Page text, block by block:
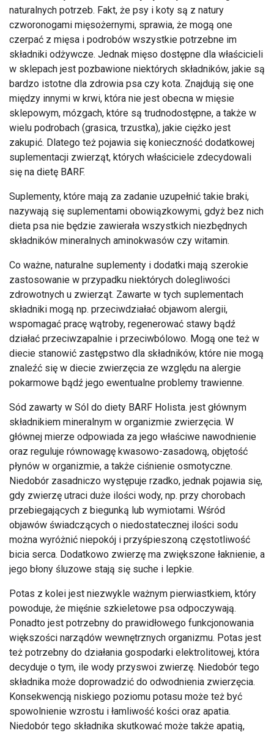
naturalnych potrzeb. Fakt, że psy i koty są z natury
czworonogami mięsożernymi, sprawia, że mogą one
czerpać z mięsa i podrobów wszystkie potrzebne im
składniki odżywcze. Jednak mięso dostępne dla właścicieli
w sklepach jest pozbawione niektórych składników, jakie są
bardzo istotne dla zdrowia psa czy kota. Znajdują się one
między innymi w krwi, która nie jest obecna w mięsie
sklepowym, mózgach, które są trudnodostępne, a także w
wielu podrobach (grasica, trzustka), jakie ciężko jest
zakupić. Dlatego też pojawia się konieczność dodatkowej
suplementacji zwierząt, których właściciele zdecydowali
się na dietę BARF.
Suplementy, które mają za zadanie uzupełnić takie braki,
nazywają się suplementami obowiązkowymi, gdyż bez nich
dieta psa nie będzie zawierała wszystkich niezbędnych
składników mineralnych aminokwasów czy witamin.
Co ważne, naturalne suplementy i dodatki mają szerokie
zastosowanie w przypadku niektórych dolegliwości
zdrowotnych u zwierząt. Zawarte w tych suplementach
składniki mogą np. przeciwdziałać objawom alergii,
wspomagać pracę wątroby, regenerować stawy bądź
działać przeciwzapalnie i przeciwbólowo. Mogą one też w
diecie stanowić zastępstwo dla składników, które nie mogą
znaleźć się w diecie zwierzęcia ze względu na alergie
pokarmowe bądź jego ewentualne problemy trawienne.
Sód zawarty w Sól do diety BARF Holista. jest głównym
składnikiem mineralnym w organizmie zwierzęcia. W
głównej mierze odpowiada za jego właściwe nawodnienie
oraz reguluje równowagę kwasowo-zasadową, objętość
płynów w organizmie, a także ciśnienie osmotyczne.
Niedobór zasadniczo występuje rzadko, jednak pojawia się,
gdy zwierzę utraci duże ilości wody, np. przy chorobach
przebiegających z biegunką lub wymiotami. Wśród
objawów świadczących o niedostatecznej ilości sodu
można wyróżnić niepokój i przyśpieszoną częstotliwość
bicia serca. Dodatkowo zwierzę ma zwiększone łaknienie, a
jego błony śluzowe stają się suche i lepkie.
Potas z kolei jest niezwykle ważnym pierwiastkiem, który
powoduje, że mięśnie szkieletowe psa odpoczywają.
Ponadto jest potrzebny do prawidłowego funkcjonowania
większości narządów wewnętrznych organizmu. Potas jest
też potrzebny do działania gospodarki elektrolitowej, która
decyduje o tym, ile wody przyswoi zwierzę. Niedobór tego
składnika może doprowadzić do odwodnienia zwierzęcia.
Konsekwencją niskiego poziomu potasu może też być
spowolnienie wzrostu i łamliwość kości oraz apatia.
Niedobór tego składnika skutkować może także apatią,